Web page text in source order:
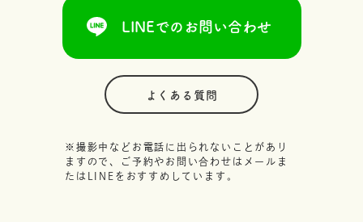
LINEでのお問い合わせ
よくある質問
※撮影中などお電話に出られないことがあり
ますので、ご予約やお問い合わせはメールま
たはLINEをおすすめしています。